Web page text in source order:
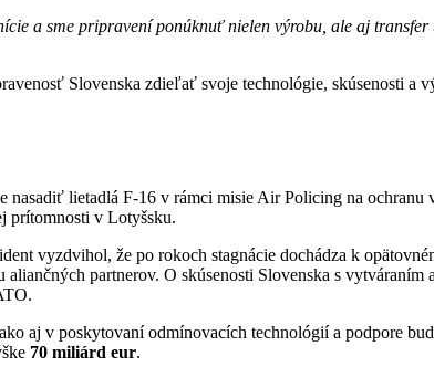
a sme pripravení ponúknuť nielen výrobu, ale aj
Slovenska zdieľať svoje technológie, skúsenosti a
nasadiť lietadlá F-16 v rámci misie Air Policing na ochranu
prítomnosti v Lotyšsku.
vyzdvihol, že po rokoch stagnácie dochádza k
partnerov. O skúsenosti Slovenska s vytváraním
aj v poskytovaní odmínovacích technológií a podpore
70 miliárd eur.